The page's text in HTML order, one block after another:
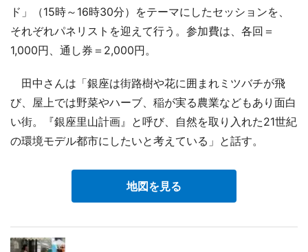
ド」（15時～16時30分）をテーマにしたセッションを、
それぞれパネリストを迎えて行う。参加費は、各回＝
1,000円、通し券＝2,000円。
田中さんは「銀座は街路樹や花に囲まれミツバチが飛
び、屋上では野菜やハーブ、稲が実る農業などもあり面白
い街。『銀座里山計画』と呼び、自然を取り入れた21世紀
の環境モデル都市にしたいと考えている」と話す。
地図を見る